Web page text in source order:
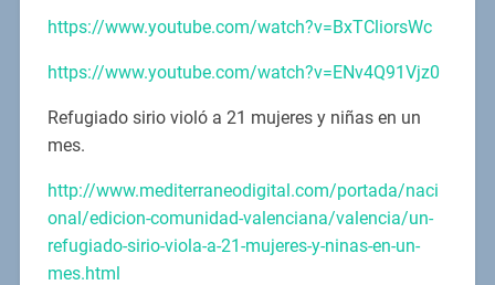
https://www.youtube.com/watch?v=BxTCliorsWc
https://www.youtube.com/watch?v=ENv4Q91Vjz0
Refugiado sirio violó a 21 mujeres y niñas en un
mes.
http://www.mediterraneodigital.com/portada/naci
onal/edicion-comunidad-valenciana/valencia/un-
refugiado-sirio-viola-a-21-mujeres-y-ninas-en-un-
mes.html